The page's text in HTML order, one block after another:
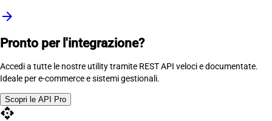
arrow_forward
Pronto per l'integrazione?
Accedi a tutte le nostre utility tramite REST API veloci e documentate.
Ideale per e-commerce e sistemi gestionali.
Scopri le API Pro
api